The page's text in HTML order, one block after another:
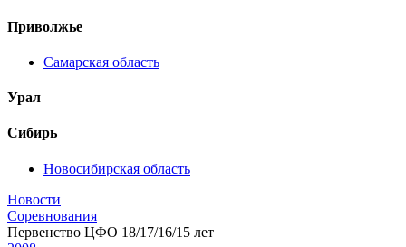
Приволжье
Самарская область
Урал
Сибирь
Новосибирская область
Новости
Соревнования
Первенство ЦФО 18/17/16/15 лет